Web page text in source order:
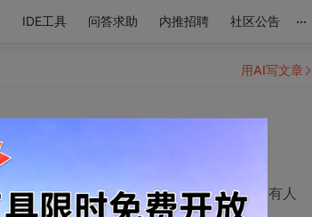
IDE工具 问答求助 内推招聘 社区公告 ...
负责的是库存处理和欠款催收两个。希望有人
用AI写文章